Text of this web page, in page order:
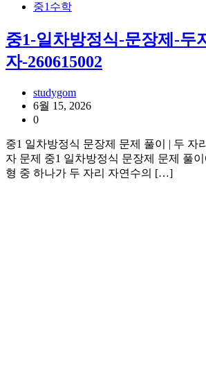
중1수학
중1-일차방정식-문장제-두
자-260615002
studygom
6월 15, 2026
0
중1 일차방정식 문장제 문제 풀이 | 두 자
자 문제 중1 일차방정식 문장제 문제 풀
형 중 하나가 두 자리 자연수의 […]